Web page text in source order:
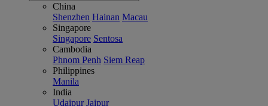
China
Shenzhen Hainan Macau
Singapore
Singapore Sentosa
Cambodia
Phnom Penh Siem Reap
Philippines
Manila
India
Udaipur Jaipur